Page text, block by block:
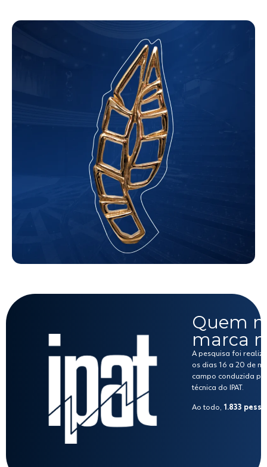
Quem
marca
A pesquisa foi
os dias 16 a 20 de
campo conduzida
técnica do IPAT.
Ao todo, 1.833